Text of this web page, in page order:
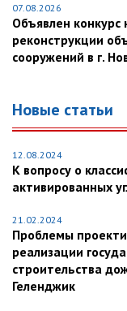
07.08.2026
Объявлен конкурс
реконструкции
сооружений в г.
Новые статьи
12.08.2024
К вопросу о
активированных
21.02.2024
Проблемы
реализации
строительства
Геленджик